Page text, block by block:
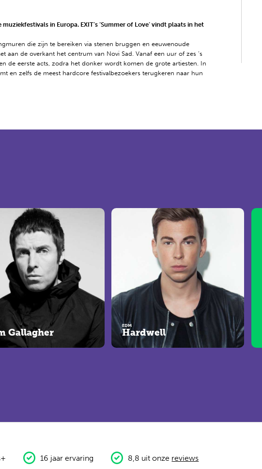
in Europa. EXIT’s ‘Summer of Love’ vindt plaats in het
die zijn te bereiken via stenen bruggen en eeuwenoude
de overkant het centrum van Novi Sad. Vanaf een uur of zes ’s
de eerste acts, zodra het donker wordt komen de grote artiesten. In
en zelfs de meest hardcore festivalbezoekers terugkeren naar hun
Gallagher
EDM
Hardwell
16 jaar ervaring 8,8 uit onze reviews